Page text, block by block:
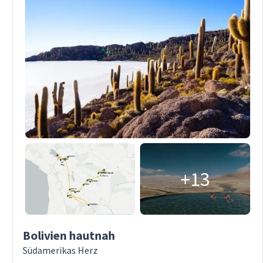
+13
Bolivien hautnah
Südamerikas Herz